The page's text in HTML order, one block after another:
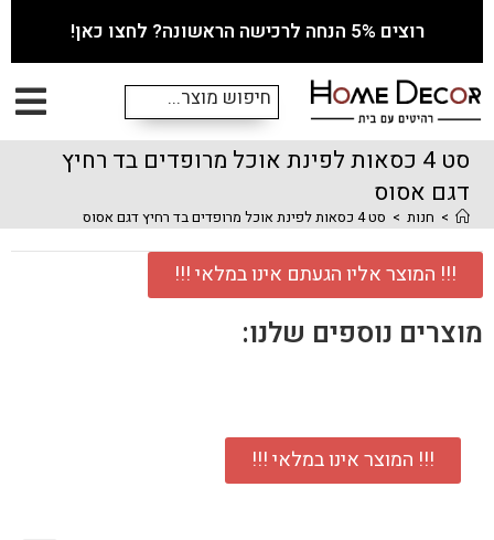
רוצים 5% הנחה לרכישה הראשונה? לחצו כאן!
סט 4 כסאות לפינת אוכל מרופדים בד רחיץ
דגם אסוס
> חנות > סט 4 כסאות לפינת אוכל מרופדים בד רחיץ דגם אסוס
!!! המוצר אליו הגעתם אינו במלאי !!!
מוצרים נוספים שלנו:
!!! המוצר אינו במלאי !!!